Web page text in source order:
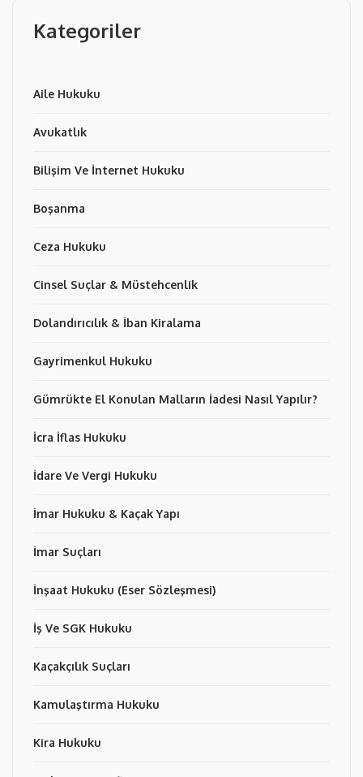
Kategoriler
Aile Hukuku
Avukatlık
Bilişim Ve İnternet Hukuku
Boşanma
Ceza Hukuku
Cinsel Suçlar & Müstehcenlik
Dolandırıcılık & İban Kiralama
Gayrimenkul Hukuku
Gümrükte El Konulan Malların İadesi Nasıl Yapılır?
İcra İflas Hukuku
İdare Ve Vergi Hukuku
İmar Hukuku & Kaçak Yapı
İmar Suçları
İnşaat Hukuku (Eser Sözleşmesi)
İş Ve SGK Hukuku
Kaçakçılık Suçları
Kamulaştırma Hukuku
Kira Hukuku